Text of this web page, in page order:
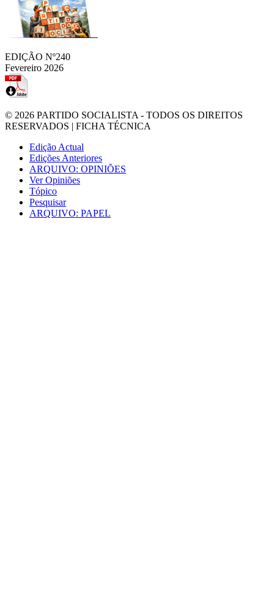
EDIÇÃO Nº240
Fevereiro 2026
© 2026 PARTIDO SOCIALISTA - TODOS OS DIREITOS
RESERVADOS | FICHA TÉCNICA
Edição Actual
Edições Anteriores
ARQUIVO: OPINIÕES
Ver Opiniões
Tópico
Pesquisar
ARQUIVO: PAPEL